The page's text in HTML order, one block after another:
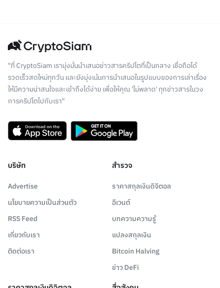
"ที่ CryptoSiam เรามุ่งมั่นนำเสนอข่าวสารคริปโตที่เป็นกลาง เชื่อถือได้
รวดเร็วสดใหม่ทุกวัน และยังมุ่งเน้นการนำเสนอในรูปแบบของการเล่าเรื่อง
ให้มีความน่าสนใจและเข้าถึงได้ง่าย เพื่อให้คุณ 'ไม่พลาด' ทุกข่าวสารในวง
การคริปโตไปกับเรา"
บริษัท
Advertise
นโยบายความเป็นส่วนตัว
RSS Feed
เกี่ยวกับเรา
ติดต่อเรา
สำรวจ
ราคาสกุลเงินดิจิตอล
อีเวนต์
บทความความรู้
แปลงสกุลเงิน
Bitcoin Halving
ข่าว DeFi